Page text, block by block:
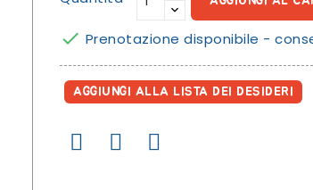
 Prenotazione disponibile -
AGGIUNGI ALLA LISTA DEI DESIDERI